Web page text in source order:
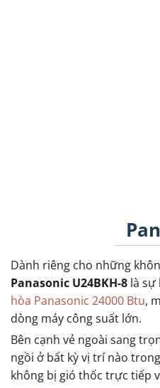
Dành riêng cho những
Panasonic U24BKH-8 là sự
hòa Panasonic 24000 Btu,
dòng máy công suất lớn.
Bên cạnh vẻ ngoài sang
ngồi ở bất kỳ vị trí nào
không bị gió thốc trực tiếp